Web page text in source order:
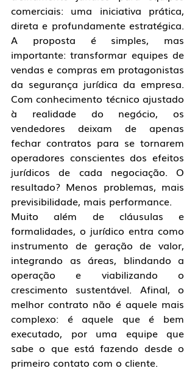
comerciais: uma iniciativa prática,
direta e profundamente estratégica.
A proposta é simples, mas
importante: transformar equipes de
vendas e compras em protagonistas
da segurança jurídica da empresa.
Com conhecimento técnico ajustado
à realidade do negócio, os
vendedores deixam de apenas
fechar contratos para se tornarem
operadores conscientes dos efeitos
jurídicos de cada negociação. O
resultado? Menos problemas, mais
previsibilidade, mais performance.
Muito além de cláusulas e
formalidades, o jurídico entra como
instrumento de geração de valor,
integrando as áreas, blindando a
operação e viabilizando o
crescimento sustentável. Afinal, o
melhor contrato não é aquele mais
complexo: é aquele que é bem
executado, por uma equipe que
sabe o que está fazendo desde o
primeiro contato com o cliente.